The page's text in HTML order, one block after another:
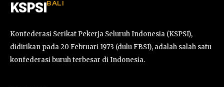
KSPSI BALI
Konfederasi Serikat Pekerja Seluruh Indonesia (KSPSI),
didirikan pada 20 Februari 1973 (dulu FBSI), adalah salah satu
konfederasi buruh terbesar di Indonesia.